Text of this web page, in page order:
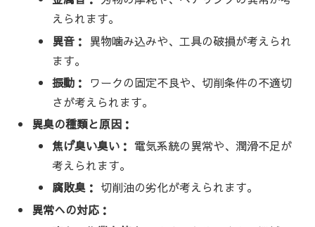
えられます。
異音： 異物噛み込みや、工具の破損が考えられ
ます。
振動： ワークの固定不良や、切削条件の不適切
さが考えられます。
異臭の種類と原因：
焦げ臭い臭い： 電気系統の異常や、潤滑不足が
考えられます。
腐敗臭： 切削油の劣化が考えられます。
異常への対応：